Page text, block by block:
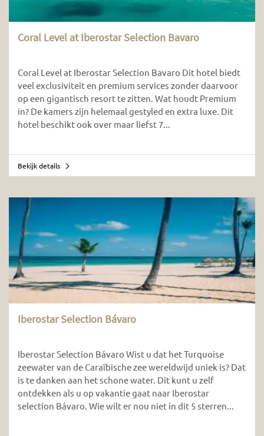
Coral Level at Iberostar Selection Bavaro
Coral Level at Iberostar Selection Bavaro Dit hotel biedt
veel exclusiviteit en premium services zonder daarvoor
op een gigantisch resort te zitten. Wat houdt Premium
in? De kamers zijn helemaal gestyled en extra luxe. Dit
hotel beschikt ook over maar liefst 7...
Bekijk details
Iberostar Selection Bávaro
Iberostar Selection Bávaro Wist u dat het Turquoise
zeewater van de Caraïbische zee wereldwijd uniek is? Dat
is te danken aan het schone water. Dit kunt u zelf
ontdekken als u op vakantie gaat naar Iberostar
selection Bávaro. Wie wilt er nou niet in dit 5 sterren...